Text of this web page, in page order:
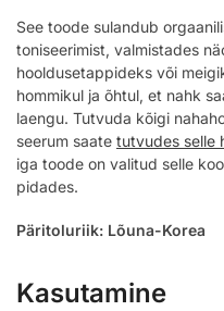
See toode sulandub
toniseerimist, valmistades
hooldusetappideks või
hommikul ja õhtul, et nahk
laengu. Tutvuda kõigi
seerum saate tutvudes selle
iga toode on valitud selle
pidades.
Päritoluriik: Lõuna-Korea
Kasutamine